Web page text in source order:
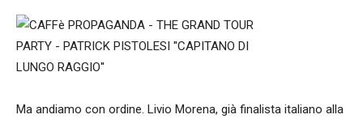
Ma andiamo con ordine. Livio Morena, già finalista italiano alla